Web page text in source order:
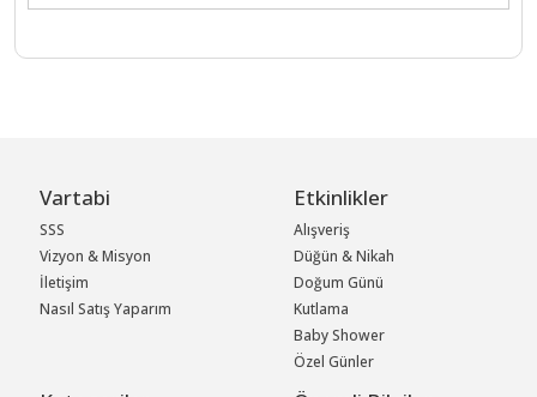
Vartabi
SSS
Vizyon & Misyon
İletişim
Nasıl Satış Yaparım
Etkinlikler
Alışveriş
Düğün & Nikah
Doğum Günü
Kutlama
Baby Shower
Özel Günler